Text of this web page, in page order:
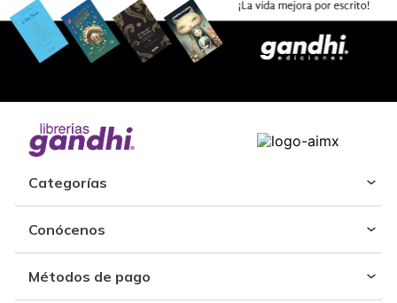
Categorías
Conócenos
Métodos de pago